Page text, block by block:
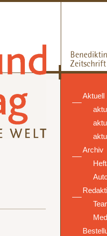
Aktuell
Archiv